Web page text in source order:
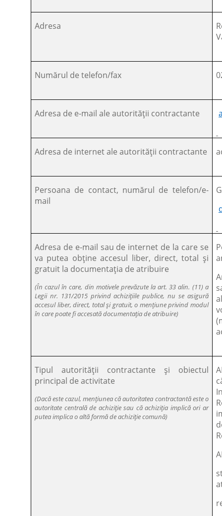
Adresa
Numărul de telefon/fax
Adresa de e-mail ale autorității contractante
Adresa de internet ale autorității contractante
Persoana de contact, numărul de telefon/e-
mail
Adresa de e-mail sau de internet de la care se
va putea obține accesul liber, direct, total și
gratuit la documentația de atribuire
(În cazul în care, din motivele prevăzute la art. 33 alin. (11) a
Legii nr. 131/2015 privind achizițiile publice, nu se asigură
accesul liber, direct, total și gratuit, o mențiune privind modul
în care poate fi accesată documentația de atribuire)
Tipul autorității contractante și obiectul
principal de activitate
(Dacă este cazul, mențiunea că autoritatea contractantă este o
autoritate centrală de achiziție sau că achiziția implică ori ar
putea implica o altă formă de achiziție comună)